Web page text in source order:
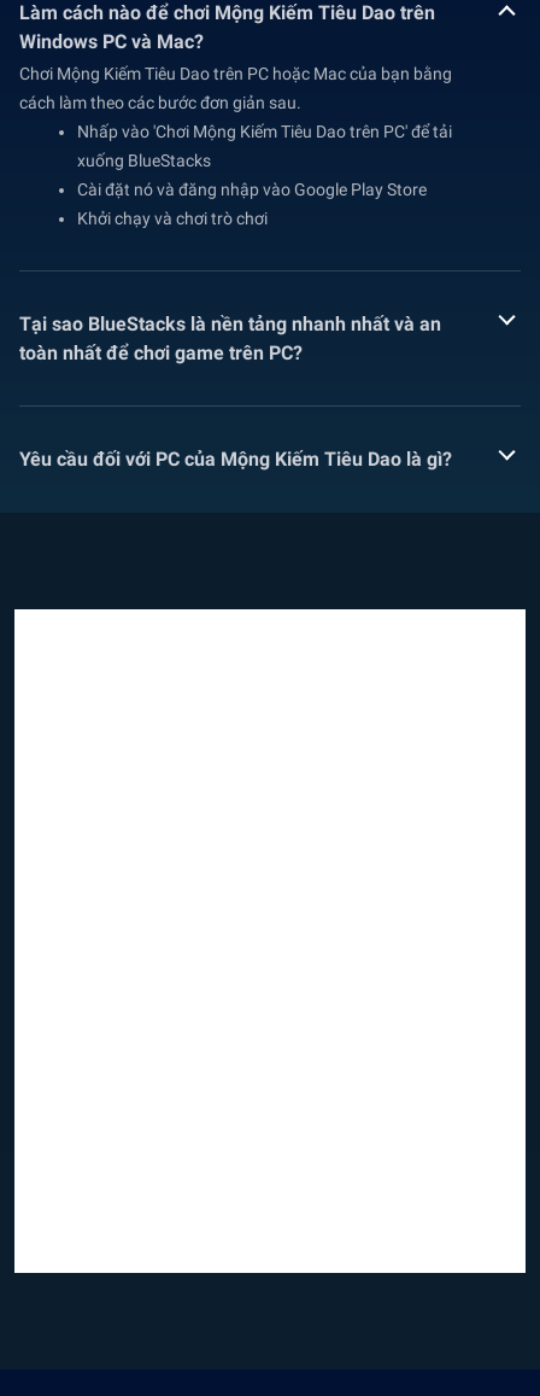
Làm cách nào để chơi Mộng Kiếm Tiêu Dao trên
Windows PC và Mac?
Chơi Mộng Kiếm Tiêu Dao trên PC hoặc Mac của bạn bằng
cách làm theo các bước đơn giản sau.
Nhấp vào 'Chơi Mộng Kiếm Tiêu Dao trên PC' để tải
xuống BlueStacks
Cài đặt nó và đăng nhập vào Google Play Store
Khởi chạy và chơi trò chơi
Tại sao BlueStacks là nền tảng nhanh nhất và an
toàn nhất để chơi game trên PC?
Yêu cầu đối với PC của Mộng Kiếm Tiêu Dao là gì?